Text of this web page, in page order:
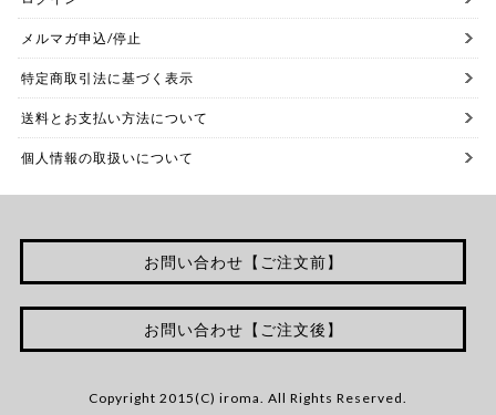
メルマガ申込/停止
特定商取引法に基づく表示
送料とお支払い方法について
個人情報の取扱いについて
お問い合わせ【ご注文前】
お問い合わせ【ご注文後】
Copyright 2015(C) iroma. All Rights Reserved.